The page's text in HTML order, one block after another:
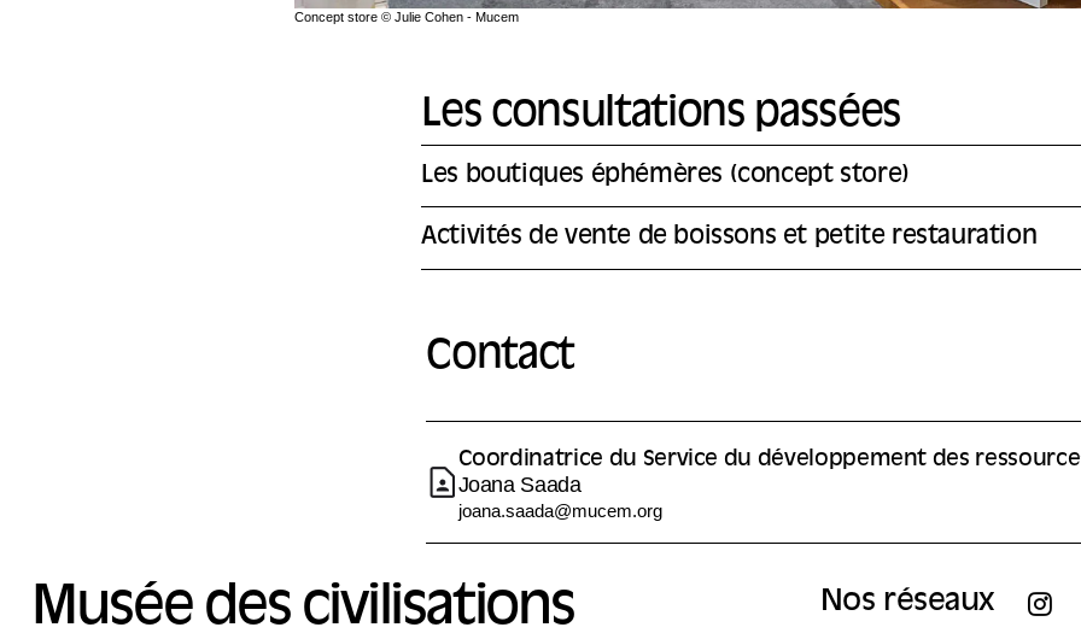
Concept store © Julie Cohen - Mucem
Les consultations passées
Les boutiques éphémères (concept store)
Activités de vente de boissons et petite restauration
Contact
Coordinatrice du Service du développement des
Joana Saada
joana.saada@mucem.org
Musée des civilisations
Nos réseaux